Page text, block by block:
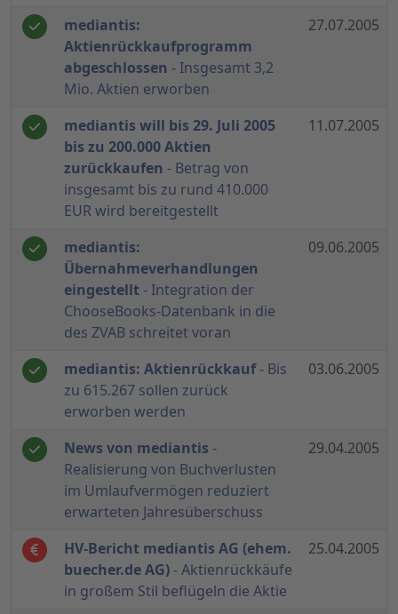
mediantis:
Aktienrückkaufprogramm
abgeschlossen - Insgesamt 3,2
Mio. Aktien erworben
27.07.2005
mediantis will bis 29. Juli 2005
bis zu 200.000 Aktien
zurückkaufen - Betrag von
insgesamt bis zu rund 410.000
EUR wird bereitgestellt
11.07.2005
mediantis:
Übernahmeverhandlungen
eingestellt - Integration der
ChooseBooks-Datenbank in die
des ZVAB schreitet voran
09.06.2005
mediantis: Aktienrückkauf- Bis
zu 615.267 sollen zurück
erworben werden
03.06.2005
News von mediantis -
Realisierung von Buchverlusten
im Umlaufvermögen reduziert
erwarteten Jahresüberschuss
29.04.2005
HV-Bericht mediantis AG (ehem.
buecher.de AG)- Aktienrückkäufe
in großem Stil beflügeln die Aktie
25.04.2005